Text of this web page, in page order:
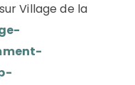
Village de la